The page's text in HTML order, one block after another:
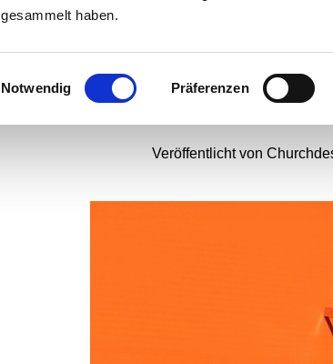
gesammelt haben.
Einwilligungsauswahl
Notwendig Präferenzen #
Veröffentlicht von